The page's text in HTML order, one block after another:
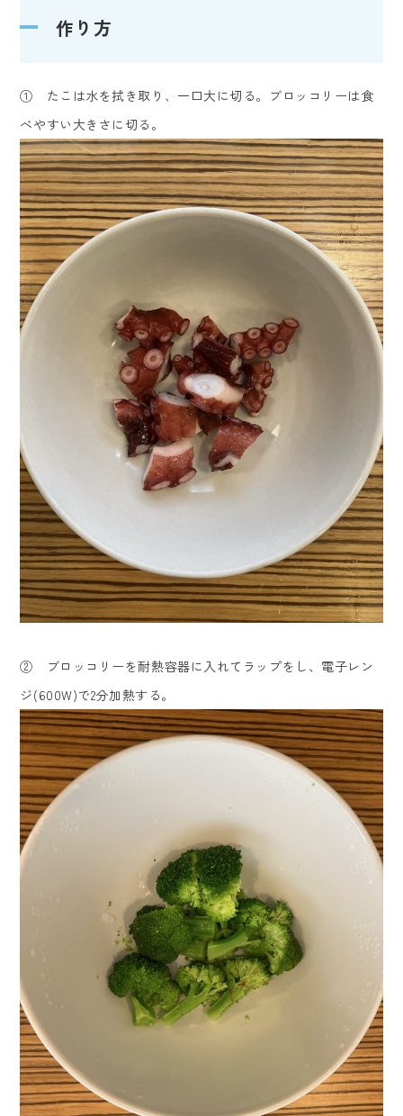
作り方
① たこは水を拭き取り、一口大に切る。ブロッコリーは食
べやすい大きさに切る。
② ブロッコリーを耐熱容器に入れてラップをし、電子レン
ジ(600W)で2分加熱する。